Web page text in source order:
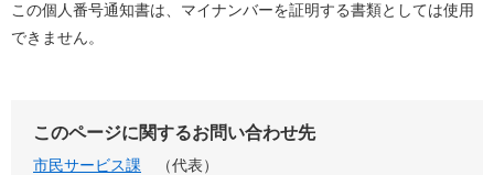
この個人番号通知書は、マイナンバーを証明する書類としては使用
できません。
このページに関するお問い合わせ先
市民サービス課
代表